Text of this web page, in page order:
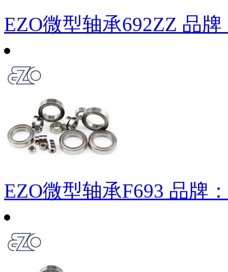
EZO微型轴承692ZZ 品牌
EZO微型轴承F693 品牌：